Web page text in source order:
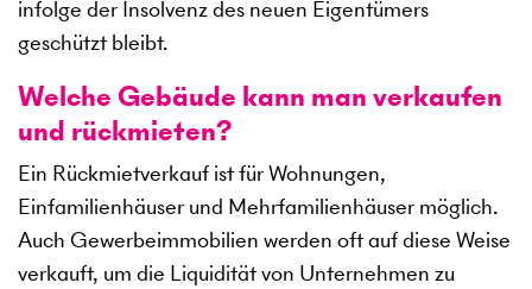
infolge der Insolvenz des neuen Eigentümers
geschützt bleibt.
Welche Gebäude kann man verkaufen
und rückmieten?
Ein Rückmietverkauf ist für Wohnungen,
Einfamilienhäuser und Mehrfamilienhäuser möglich.
Auch Gewerbeimmobilien werden oft auf diese Weise
verkauft, um die Liquidität von Unternehmen zu